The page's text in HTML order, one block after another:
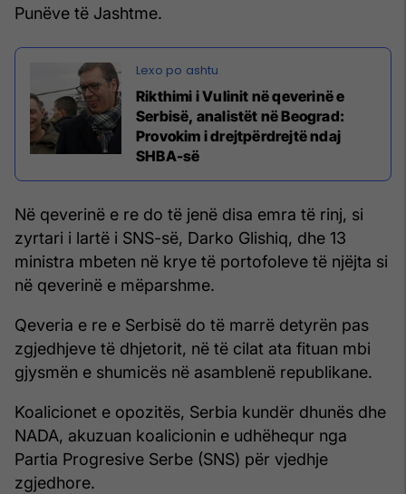
Punëve të Jashtme.
Rikthimi i Vulinit në qeverinë e
Serbisë, analistët në Beograd:
Provokim i drejtpërdrejtë ndaj
SHBA-së
Në qeverinë e re do të jenë disa emra të rinj, si
zyrtari i lartë i SNS-së, Darko Glishiq, dhe 13
ministra mbeten në krye të portofoleve të njëjta si
në qeverinë e mëparshme.
Qeveria e re e Serbisë do të marrë detyrën pas
zgjedhjeve të dhjetorit, në të cilat ata fituan mbi
gjysmën e shumicës në asamblenë republikane.
Koalicionet e opozitës, Serbia kundër dhunës dhe
NADA, akuzuan koalicionin e udhëhequr nga
Partia Progresive Serbe (SNS) për vjedhje
zgjedhore.